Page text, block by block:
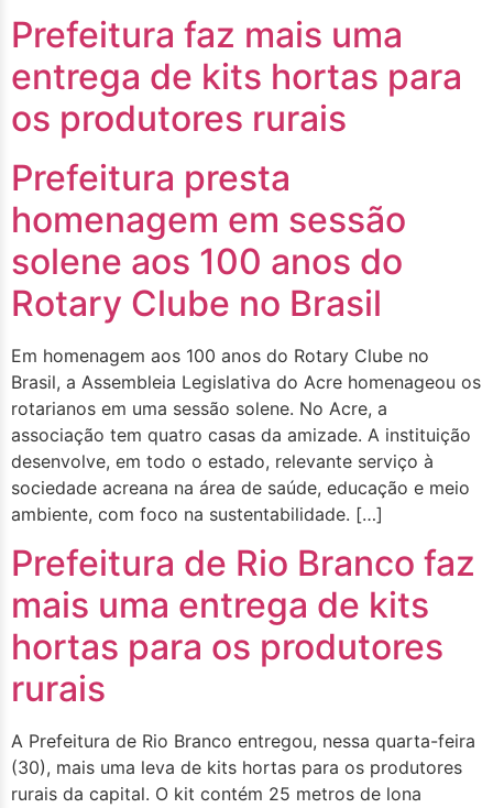
Prefeitura faz mais uma
entrega de kits hortas para
os produtores rurais
Prefeitura presta
homenagem em sessão
solene aos 100 anos do
Rotary Clube no Brasil
Em homenagem aos 100 anos do Rotary Clube no
Brasil, a Assembleia Legislativa do Acre homenageou os
rotarianos em uma sessão solene. No Acre, a
associação tem quatro casas da amizade. A instituição
desenvolve, em todo o estado, relevante serviço à
sociedade acreana na área de saúde, educação e meio
ambiente, com foco na sustentabilidade. […]
Prefeitura de Rio Branco faz
mais uma entrega de kits
hortas para os produtores
rurais
A Prefeitura de Rio Branco entregou, nessa quarta-feira
(30), mais uma leva de kits hortas para os produtores
rurais da capital. O kit contém 25 metros de lona